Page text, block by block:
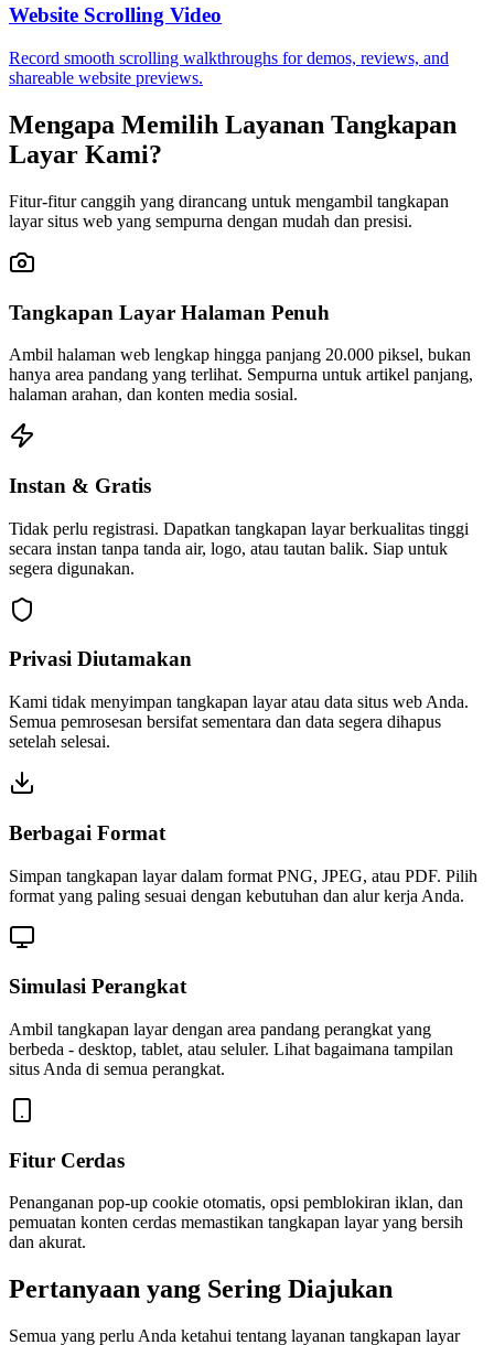
Website Scrolling Video
Record smooth scrolling walkthroughs for demos, reviews, and
shareable website previews.
Mengapa Memilih Layanan Tangkapan
Layar Kami?
Fitur-fitur canggih yang dirancang untuk mengambil tangkapan
layar situs web yang sempurna dengan mudah dan presisi.
Tangkapan Layar Halaman Penuh
Ambil halaman web lengkap hingga panjang 20.000 piksel, bukan
hanya area pandang yang terlihat. Sempurna untuk artikel panjang,
halaman arahan, dan konten media sosial.
Instan & Gratis
Tidak perlu registrasi. Dapatkan tangkapan layar berkualitas tinggi
secara instan tanpa tanda air, logo, atau tautan balik. Siap untuk
segera digunakan.
Privasi Diutamakan
Kami tidak menyimpan tangkapan layar atau data situs web Anda.
Semua pemrosesan bersifat sementara dan data segera dihapus
setelah selesai.
Berbagai Format
Simpan tangkapan layar dalam format PNG, JPEG, atau PDF. Pilih
format yang paling sesuai dengan kebutuhan dan alur kerja Anda.
Simulasi Perangkat
Ambil tangkapan layar dengan area pandang perangkat yang
berbeda - desktop, tablet, atau seluler. Lihat bagaimana tampilan
situs Anda di semua perangkat.
Fitur Cerdas
Penanganan pop-up cookie otomatis, opsi pemblokiran iklan, dan
pemuatan konten cerdas memastikan tangkapan layar yang bersih
dan akurat.
Pertanyaan yang Sering Diajukan
Semua yang perlu Anda ketahui tentang layanan tangkapan layar